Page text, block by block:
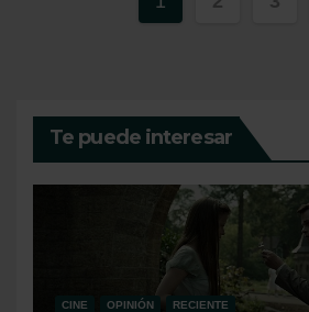
Te puede interesar
CINE OPINIÓN RECIENTE